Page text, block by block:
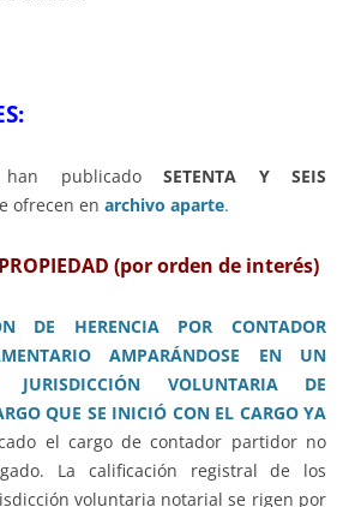
publicadoSETENTA Y SEIS
ofrecen en archivo aparte.
PROPIEDAD (por orden de interés)
DE HERENCIA POR CONTADOR
AMPARÁNDOSE EN UN
VOLUNTARIA DE
QUE SE INICIÓ CON EL CARGO YA
el cargo de contador partidor no
La calificación registral de los
voluntaria notarial se rigen por